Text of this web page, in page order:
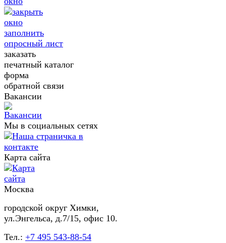
заполнить
опросный лист
заказать
печатный каталог
форма
обратной связи
Вакансии
Мы в социальных сетях
Карта сайта
Москва
городской округ Химки,
ул.Энгельса, д.7/15, офис 10.
Тел.: +7 495 543-88-54